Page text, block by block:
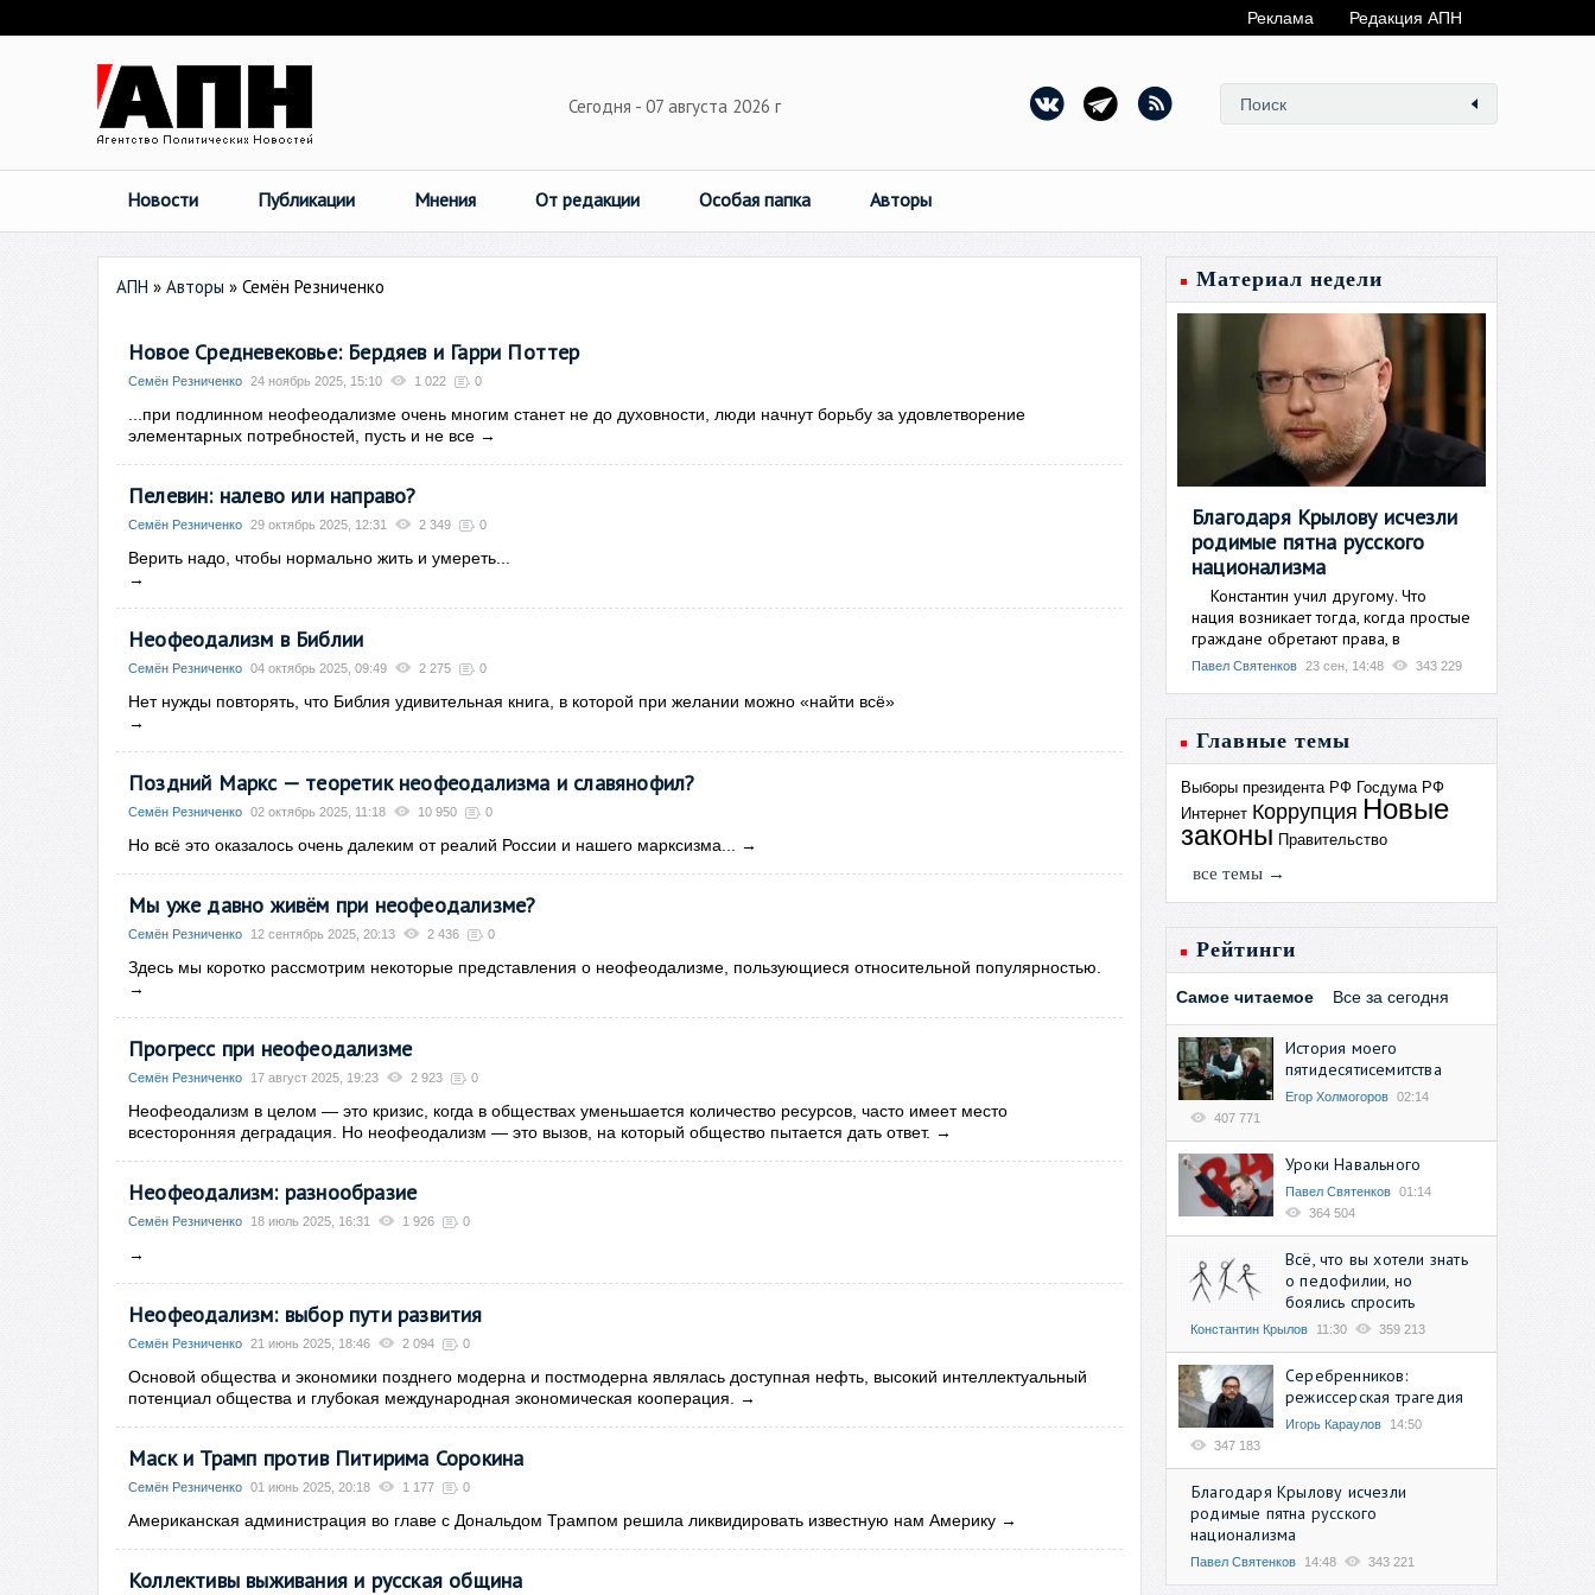
Реклама Редакция АПН
Сегодня - 07 августа 2026 г
Новости Публикации Мнения От редакции Особая папка Авторы
АПН » Авторы » Семён Резниченко
Новое Средневековье: Бердяев и Гарри Поттер
Семён Резниченко 24 ноябрь 2025, 15:10 1 022 0
...при подлинном неофеодализме очень многим станет не до духовности, люди начнут борьбу за удовлетворение
элементарных потребностей, пусть и не все →
Пелевин: налево или направо?
Семён Резниченко 29 октябрь 2025, 12:31 2 349 0
Верить надо, чтобы нормально жить и умереть...
→
Неофеодализм в Библии
Семён Резниченко 04 октябрь 2025, 09:49 2 275 0
Нет нужды повторять, что Библия удивительная книга, в которой при желании можно «найти всё»
→
Поздний Маркс — теоретик неофеодализма и славянофил?
Семён Резниченко 02 октябрь 2025, 11:18 10 950 0
Но всё это оказалось очень далеким от реалий России и нашего марксизма... →
Мы уже давно живём при неофеодализме?
Семён Резниченко 12 сентябрь 2025, 20:13 2 436 0
Здесь мы коротко рассмотрим некоторые представления о неофеодализме, пользующиеся относительной популярностью.
→
Прогресс при неофеодализме
Семён Резниченко 17 август 2025, 19:23 2 923 0
Неофеодализм в целом — это кризис, когда в обществах уменьшается количество ресурсов, часто имеет место
всесторонняя деградация. Но неофеодализм — это вызов, на который общество пытается дать ответ. →
Неофеодализм: разнообразие
Семён Резниченко 18 июль 2025, 16:31 1 926 0
→
Неофеодализм: выбор пути развития
Семён Резниченко 21 июнь 2025, 18:46 2 094 0
Основой общества и экономики позднего модерна и постмодерна являлась доступная нефть, высокий интеллектуальный
потенциал общества и глубокая международная экономическая кооперация.
→
Маск и Трамп против Питирима Сорокина
Семён Резниченко 01 июнь 2025, 20:18 1 177 0
Американская администрация во главе с Дональдом Трампом решила ликвидировать известную нам Америку →
Коллективы выживания и русская община
Материал недели
Благодаря Крылову исчезли
родимые пятна русского
национализма
Константин учил другому. Что
нация возникает тогда, когда простые
граждане обретают права, в
Павел Святенков 23 сен, 14:48 343 229
Главные темы
Выборы президента РФ Госдума РФ
Интернет Коррупция Новые
законы Правительство
все темы →
Рейтинги
Самое читаемое Все за сегодня
История моего
пятидесятисемитства
Егор Холмогоров 02:14
407 771
Уроки Навального
Павел Святенков 01:14
364 504
Всё, что вы хотели знать
о педофилии, но
боялись спросить
Константин Крылов 11:30 359 213
Серебренников:
режиссерская трагедия
Игорь Караулов
14:50
347 183
Благодаря Крылову исчезли
родимые пятна русского
национализма
Павел Святенков 14:48 343 221